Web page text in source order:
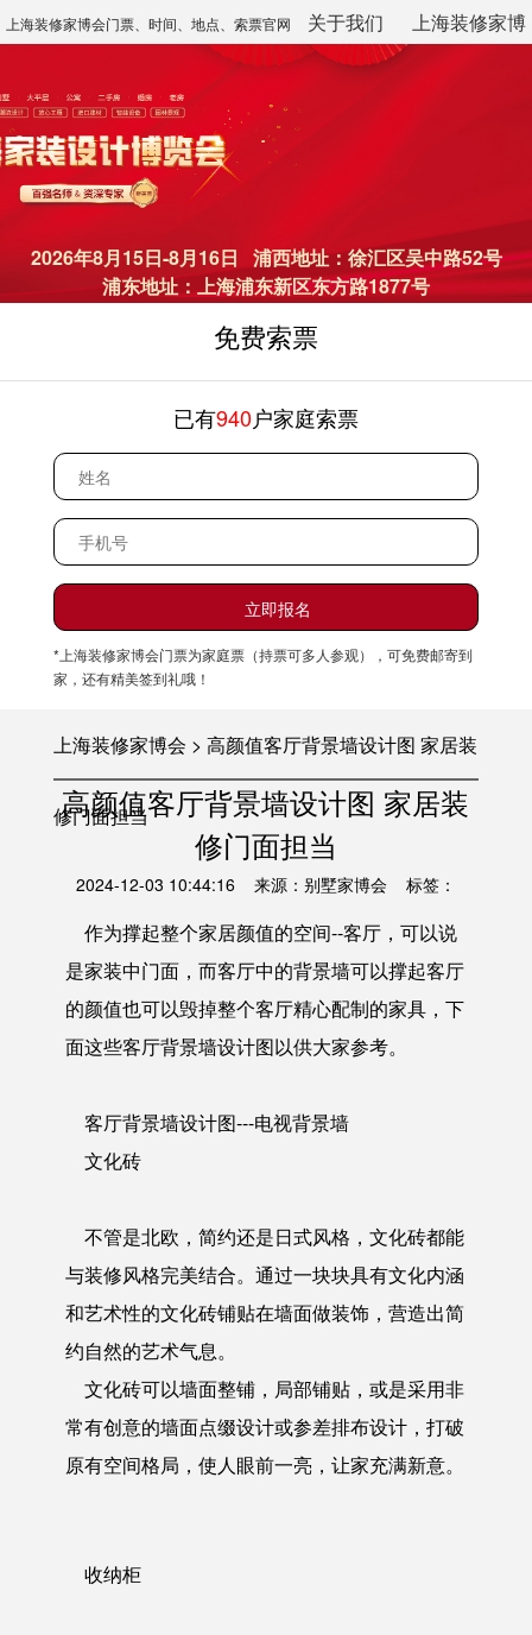
上海装修家博会门票、时间、地点、索票官网 关于我们
上海装修家博
2026年8月15日-8月16日 浦西地址：徐汇区吴中路52号
浦东地址：上海浦东新区东方路1877号
免费索票
已有940户家庭索票
*上海装修家博会门票为家庭票（持票可多人参观），可免费邮寄到
家，还有精美签到礼哦！
上海装修家博会 > 高颜值客厅背景墙设计图 家居装
修门面担当
高颜值客厅背景墙设计图 家居装
修门面担当
2024-12-03 10:44:16 来源：别墅家博会 标签：
作为撑起整个家居颜值的空间--客厅，可以说
是家装中门面，而客厅中的背景墙可以撑起客厅
的颜值也可以毁掉整个客厅精心配制的家具，下
面这些客厅背景墙设计图以供大家参考。
客厅背景墙设计图---电视背景墙
文化砖
不管是北欧，简约还是日式风格，文化砖都能
与装修风格完美结合。通过一块块具有文化内涵
和艺术性的文化砖铺贴在墙面做装饰，营造出简
约自然的艺术气息。
文化砖可以墙面整铺，局部铺贴，或是采用非
常有创意的墙面点缀设计或参差排布设计，打破
原有空间格局，使人眼前一亮，让家充满新意。
收纳柜